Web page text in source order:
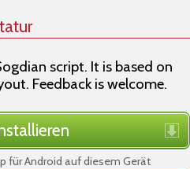
script. It is based on
Feedback is welcome.
für Android auf diesem Gerät